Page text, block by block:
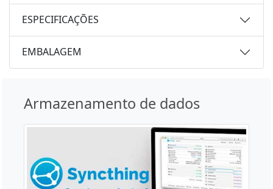
ESPECIFICAÇÕES
EMBALAGEM
Armazenamento de dados